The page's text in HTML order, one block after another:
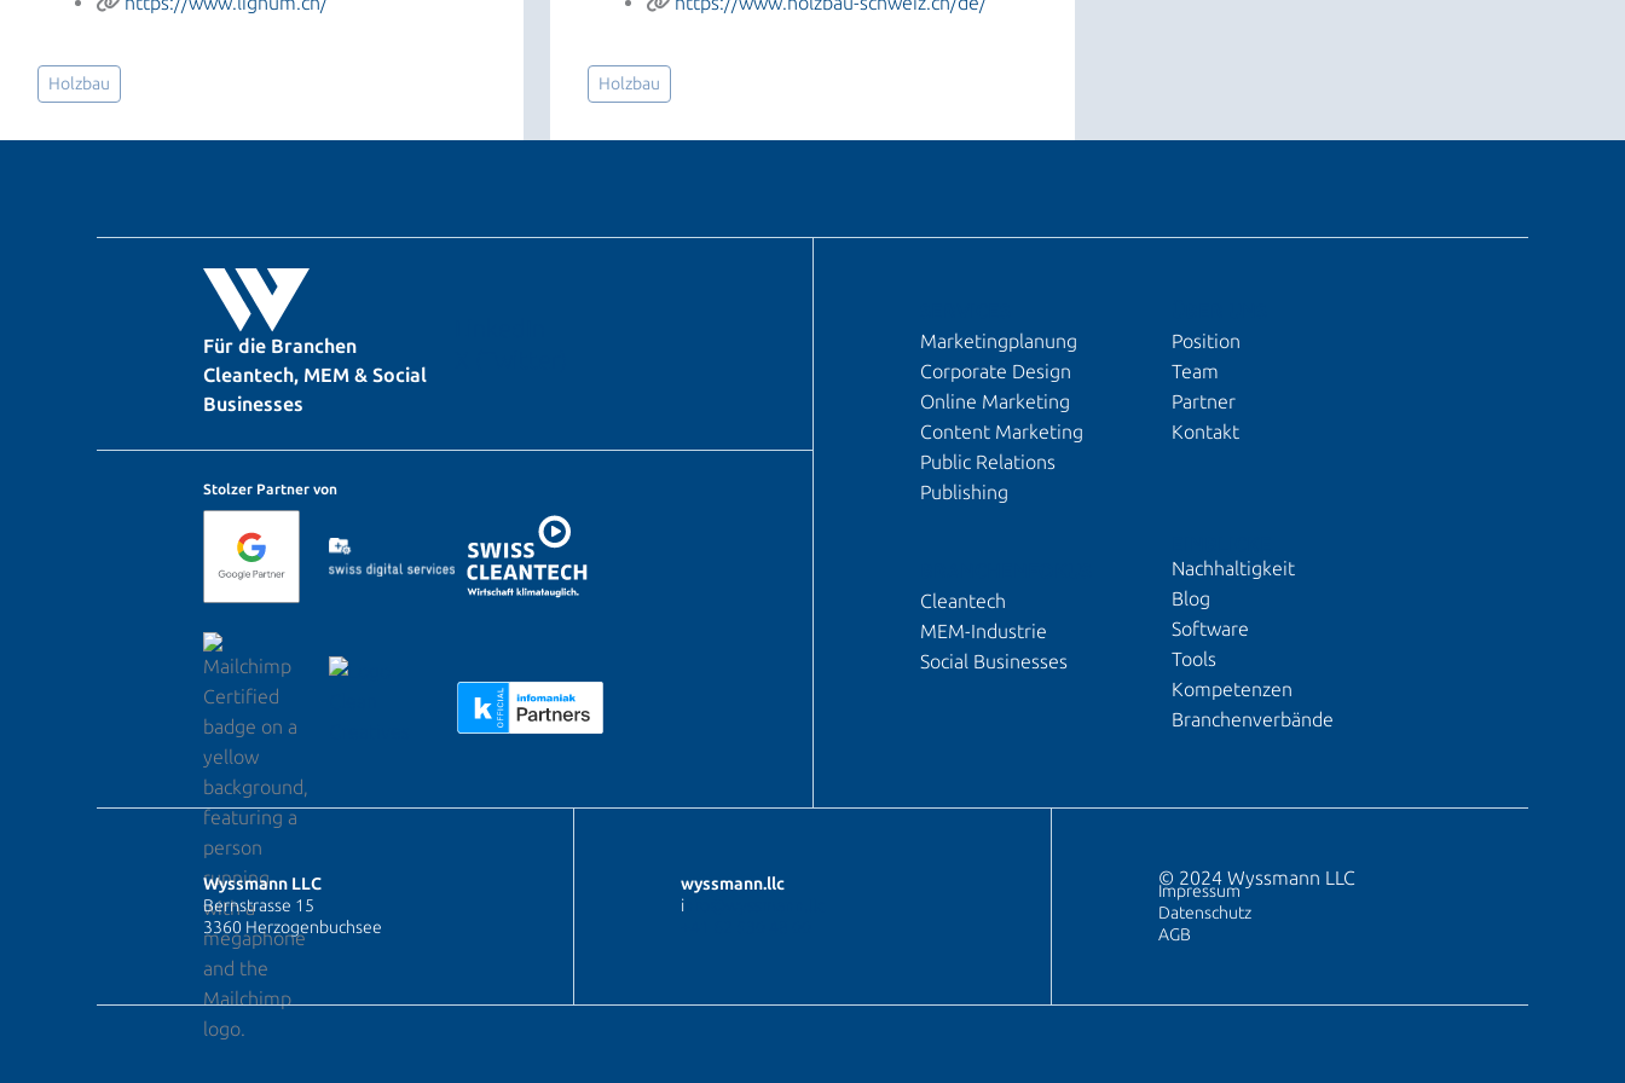
Holzbau Holzbau
Für die Branchen
Cleantech, MEM & Social
Businesses
Stolzer Partner von
Marketingplanung
Corporate Design
Online Marketing
Content Marketing
Public Relations
Publishing
Cleantech
MEM-Industrie
Social Businesses
Position
Team
Partner
Kontakt
Nachhaltigkeit
Blog
Software
Tools
Kompetenzen
Branchenverbände
Wyssmann LLC
Bernstrasse 15
3360 Herzogenbuchsee
wyssmann.llc
info@wyssmann.llc
© 2024 Wyssmann LLC
Impressum
Datenschutz
AGB